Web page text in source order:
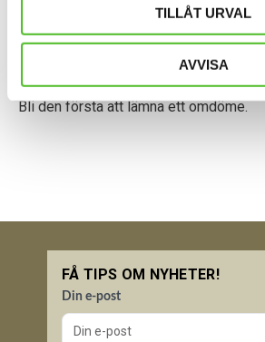
TILLÅT URVAL
AVVISA
Bli den första att lämna ett omdöme.
FÅ TIPS OM NYHETER!
Din e-post